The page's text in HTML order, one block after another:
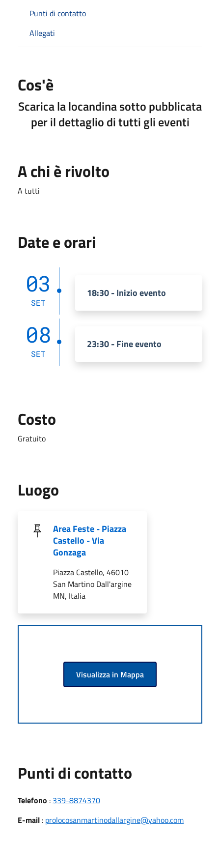
Punti di contatto
Allegati
Cos'è
Scarica la locandina sotto pubblicata
per il dettaglio di tutti gli eventi
A chi è rivolto
A tutti
Date e orari
03
SET
18:30 - Inizio evento
08
SET
23:30 - Fine evento
Costo
Gratuito
Luogo
Area Feste - Piazza
Castello - Via
Gonzaga
Piazza Castello, 46010
San Martino Dall'argine
MN, Italia
Visualizza in Mappa
Punti di contatto
Telefono : 339-8874370
E-mail : prolocosanmartinodallargine@yahoo.com